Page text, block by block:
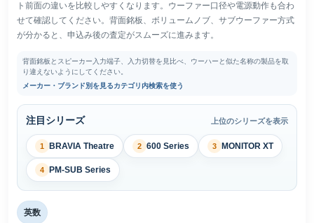
ト前面の違いを比較しやすくなります。ウーファー口径や電源動作も合わ
せて確認してください。背面銘板、ボリュームノブ、サブウーファー方式
が分かると、申込み後の査定がスムーズに進みます。
背面銘板とスピーカー入力端子、入力切替を見比べ、ウーハーと似た名称の製品を取
り違えないようにしてください。
メーカー・ブランド別を見るカテゴリ内検索を使う
注目シリーズ 上位のシリーズを表示
1 BRAVIA Theatre 2 600 Series 3 MONITOR XT
4 PM-SUB Series
英数